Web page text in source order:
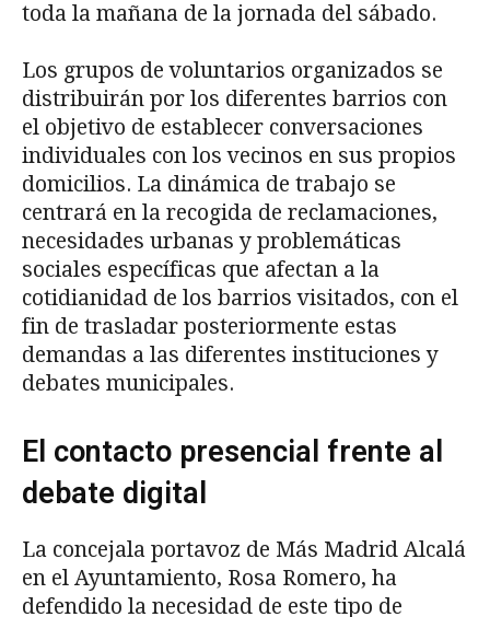
toda la mañana de la jornada del sábado.
Los grupos de voluntarios organizados se
distribuirán por los diferentes barrios con
el objetivo de establecer conversaciones
individuales con los vecinos en sus propios
domicilios. La dinámica de trabajo se
centrará en la recogida de reclamaciones,
necesidades urbanas y problemáticas
sociales específicas que afectan a la
cotidianidad de los barrios visitados, con el
fin de trasladar posteriormente estas
demandas a las diferentes instituciones y
debates municipales.
El contacto presencial frente al
debate digital
La concejala portavoz de Más Madrid Alcalá
en el Ayuntamiento, Rosa Romero, ha
defendido la necesidad de este tipo de